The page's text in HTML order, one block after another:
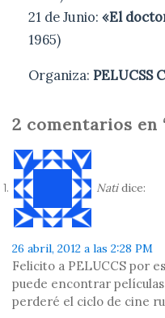
21 de Junio: «El
1965)
Organiza: PELUCSS
2 comentarios en
Nati dice:
26 abril, 2012 a las 2:28 PM
Felicito a PELUCCS por
puede encontrar
perderé el ciclo de cine